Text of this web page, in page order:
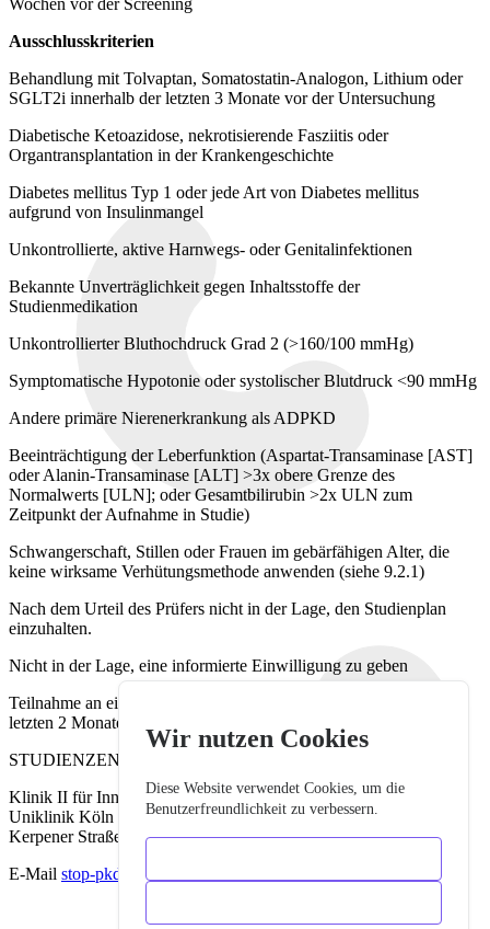
Ausschlusskriterien
Behandlung mit Tolvaptan, Somatostatin-Analogon, Lithium oder
SGLT2i innerhalb der letzten 3 Monate vor der Untersuchung
Diabetische Ketoazidose, nekrotisierende Fasziitis oder
Organtransplantation in der Krankengeschichte
Diabetes mellitus Typ 1 oder jede Art von Diabetes mellitus
aufgrund von Insulinmangel
Unkontrollierte, aktive Harnwegs- oder Genitalinfektionen
Bekannte Unverträglichkeit gegen Inhaltsstoffe der
Studienmedikation
Unkontrollierter Bluthochdruck Grad 2 (>160/100 mmHg)
Symptomatische Hypotonie oder systolischer Blutdruck <90 mmHg
Andere primäre Nierenerkrankung als ADPKD
Beeinträchtigung der Leberfunktion (Aspartat-Transaminase [AST]
oder Alanin-Transaminase [ALT] >3x obere Grenze des
Normalwerts [ULN]; oder Gesamtbilirubin >2x ULN zum
Zeitpunkt der Aufnahme in Studie)
Schwangerschaft, Stillen oder Frauen im gebärfähigen Alter, die
keine wirksame Verhütungsmethode anwenden (siehe 9.2.1)
Nach dem Urteil des Prüfers nicht in der Lage, den Studienplan
einzuhalten.
Nicht in der Lage, eine informierte Einwilligung zu geben
Teilnahme an einer anderen klinischen Interventionsstudie in den
letzten 2 Monaten
STUDIENZENTRALE NEPHROLOGIE KÖLN
Klinik II für Innere Medizin
Uniklinik Köln
Kerpener Straße 62 • 50937 Köln
E-Mail stop-pkd-kontakt@uk-koeln.de
Wir nutzen Cookies
Diese Website verwendet Cookies, um die
Benutzerfreundlichkeit zu verbessern.